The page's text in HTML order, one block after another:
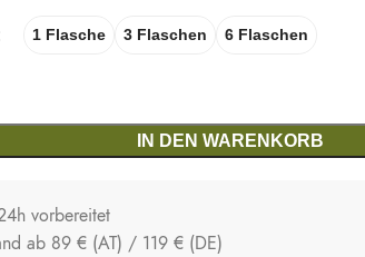
1 Flasche 3 Flaschen 6 Flaschen
IN DEN WARENKORB
vorbereitet
ab 89 € (AT) / 119 € (DE)